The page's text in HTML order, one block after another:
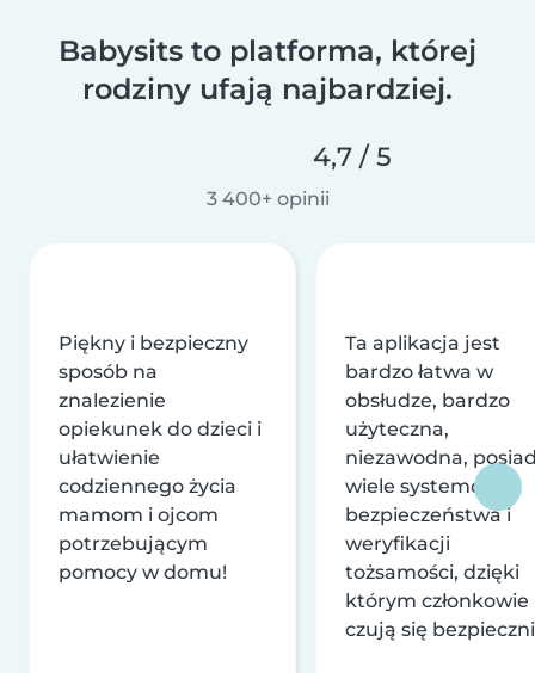
Babysits to platforma, której
rodziny ufają najbardziej.
4,7 / 5
3 400+ opinii
Piękny i bezpieczny
sposób na
znalezienie
opiekunek do dzieci i
ułatwienie
codziennego życia
mamom i ojcom
potrzebującym
pomocy w domu!
Ta aplikacja jest
bardzo łatwa w
obsłudze, bardzo
użyteczna,
niezawodna,
wiele systemów
bezpieczeństwa i
weryfikacji
tożsamości, dzięki
którym członkowie
czują się